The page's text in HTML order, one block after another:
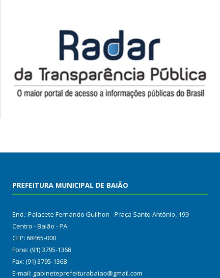
PREFEITURA MUNICIPAL DE BAIÃO
End.: Palacete Fernando Guilhon - Praça Santo Antônio, 199
Centro - Baião - PA
CEP: 68465-000
Fone: (91) 3795-1368
Fax: (91) 3795-1368
E-mail: gabineteprefeiturabaiao@gmail.com